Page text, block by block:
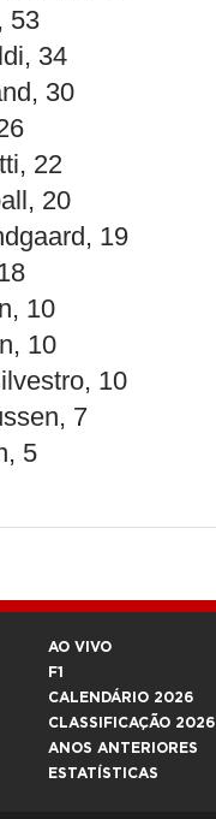
53
34
30
22
20
19
10
10
10
7
5
AO VIVO
F1
CALENDÁRIO 2026
CLASSIFICAÇÃO 2026
ANOS ANTERIORES
ESTATÍSTICAS